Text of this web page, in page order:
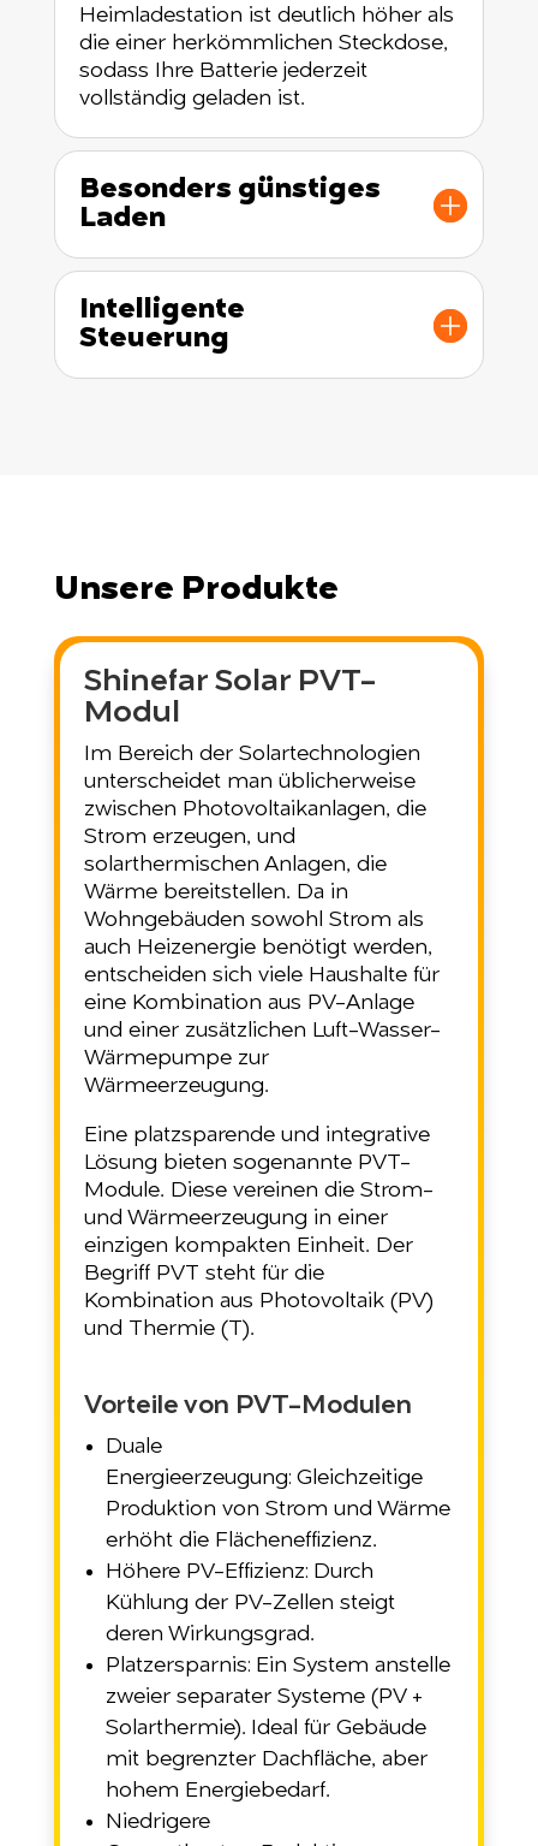
Heimladestation ist deutlich höher als
die einer herkömmlichen Steckdose,
sodass Ihre Batterie jederzeit
vollständig geladen ist.
Besonders günstiges
Laden
Intelligente
Steuerung
Unsere Produkte
Shinefar Solar PVT-
Modul
Im Bereich der Solartechnologien
unterscheidet man üblicherweise
zwischen Photovoltaikanlagen, die
Strom erzeugen, und
solarthermischen Anlagen, die
Wärme bereitstellen. Da in
Wohngebäuden sowohl Strom als
auch Heizenergie benötigt werden,
entscheiden sich viele Haushalte für
eine Kombination aus PV-Anlage
und einer zusätzlichen Luft-Wasser-
Wärmepumpe zur
Wärmeerzeugung.
Eine platzsparende und integrative
Lösung bieten sogenannte PVT-
Module. Diese vereinen die Strom-
und Wärmeerzeugung in einer
einzigen kompakten Einheit. Der
Begriff PVT steht für die
Kombination aus Photovoltaik (PV)
und Thermie (T).
Vorteile von PVT-Modulen
Duale
Energieerzeugung: Gleichzeitige
Produktion von Strom und Wärme
erhöht die Flächeneffizienz.
Höhere PV-Effizienz: Durch
Kühlung der PV-Zellen steigt
deren Wirkungsgrad.
Platzersparnis: Ein System anstelle
zweier separater Systeme (PV +
Solarthermie). Ideal für Gebäude
mit begrenzter Dachfläche, aber
hohem Energiebedarf.
Niedrigere